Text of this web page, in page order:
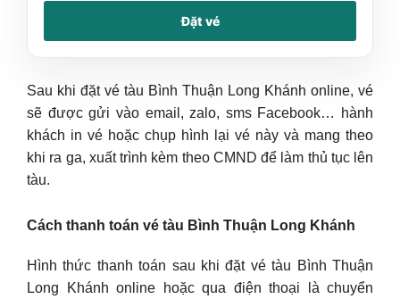
Đặt vé
Sau khi đặt vé tàu Bình Thuận Long Khánh online, vé
sẽ được gửi vào email, zalo, sms Facebook… hành
khách in vé hoặc chụp hình lại vé này và mang theo
khi ra ga, xuất trình kèm theo CMND để làm thủ tục lên
tàu.
Cách thanh toán vé tàu Bình Thuận Long Khánh
Hình thức thanh toán sau khi đặt vé tàu Bình Thuận
Long Khánh online hoặc qua điện thoại là chuyển